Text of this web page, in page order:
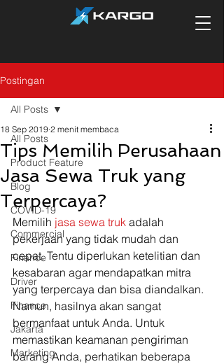
Postingan
All Posts
Product Feature
Blog
COVID-19
Commercial
Finance
Driver
Finance
Jakarta
Marketing
All Posts
Tips Memilih Perusahaan
Jasa Sewa Truk yang
Terpercaya?
18 Sep 2019 2 menit membaca
Memilih jasa sewa truk adalah
pekerjaan yang tidak mudah dan
cepat. Tentu diperlukan ketelitian dan
kesabaran agar mendapatkan mitra
yang terpercaya dan bisa diandalkan.
Namun, hasilnya akan sangat
bermanfaat untuk Anda. Untuk
memastikan keamanan pengiriman
barang Anda, perhatikan beberapa